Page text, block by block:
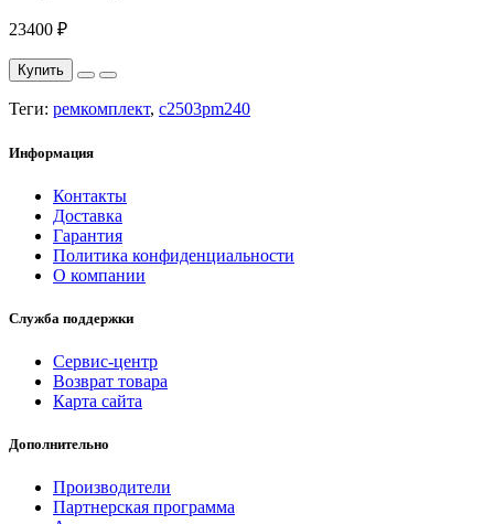
23400 ₽
Купить
Теги: ремкомплект, c2503pm240
Информация
Контакты
Доставка
Гарантия
Политика конфиденциальности
О компании
Служба поддержки
Сервис-центр
Возврат товара
Карта сайта
Дополнительно
Производители
Партнерская программа